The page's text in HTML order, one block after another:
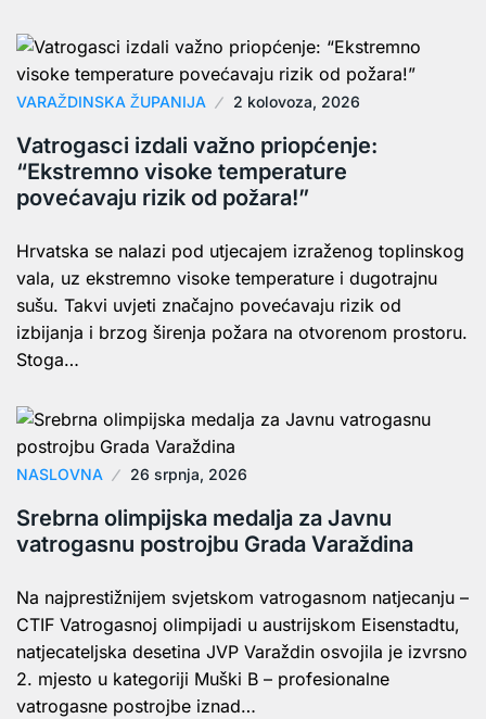
VARAŽDINSKA ŽUPANIJA 2 kolovoza, 2026
Vatrogasci izdali važno priopćenje:
“Ekstremno visoke temperature
povećavaju rizik od požara!”
Hrvatska se nalazi pod utjecajem izraženog toplinskog
vala, uz ekstremno visoke temperature i dugotrajnu
sušu. Takvi uvjeti značajno povećavaju rizik od
izbijanja i brzog širenja požara na otvorenom prostoru.
Stoga…
NASLOVNA 26 srpnja, 2026
Srebrna olimpijska medalja za Javnu
vatrogasnu postrojbu Grada Varaždina
Na najprestižnijem svjetskom vatrogasnom natjecanju –
CTIF Vatrogasnoj olimpijadi u austrijskom Eisenstadtu,
natjecateljska desetina JVP Varaždin osvojila je izvrsno
2. mjesto u kategoriji Muški B – profesionalne
vatrogasne postrojbe iznad…